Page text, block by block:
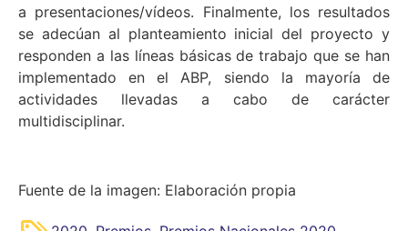
a presentaciones/vídeos. Finalmente, los resultados
se adecúan al planteamiento inicial del proyecto y
responden a las líneas básicas de trabajo que se han
implementado en el ABP, siendo la mayoría de
actividades llevadas a cabo de carácter
multidisciplinar.
Fuente de la imagen: Elaboración propia